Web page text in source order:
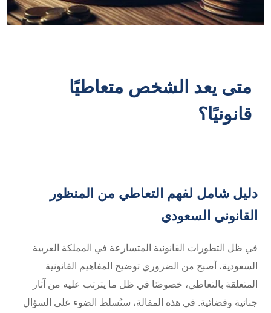
متى يعد الشخص متعاطيًا
قانونيًا؟
دليل شامل لفهم التعاطي من المنظور
القانوني السعودي
في ظل التطورات القانونية المتسارعة في المملكة العربية
السعودية، أصبح من الضروري توضيح المفاهيم القانونية
المتعلقة بالتعاطي، خصوصًا في ظل ما يترتب عليه من آثار
جنائية وقضائية. في هذه المقالة، سنُسلط الضوء على السؤال